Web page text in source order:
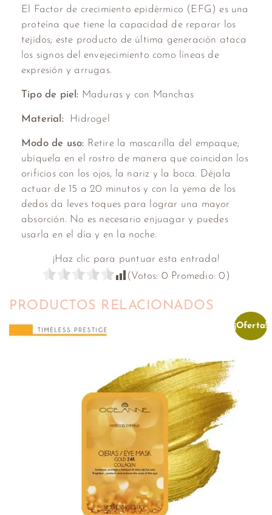
El Factor de crecimiento epidérmico (EFG) es una
proteína que tiene la capacidad de reparar los
tejidos; este producto de última generación ataca
los signos del envejecimiento como líneas de
expresión y arrugas.
Tipo de piel: Maduras y con Manchas
Material: Hidrogel
Modo de uso: Retire la mascarilla del empaque;
ubíquela en el rostro de manera que coincidan los
orificios con los ojos, la nariz y la boca. Déjala
actuar de 15 a 20 minutos y con la yema de los
dedos da leves toques para lograr una mayor
absorción. No es necesario enjuagar y puedes
usarla en el día y en la noche.
¡Haz clic para puntuar esta entrada!
(Votos: 0 Promedio:0 )
PRODUCTOS RELACIONADOS
¡Oferta!